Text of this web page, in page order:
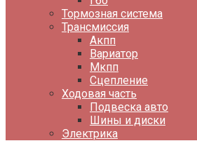
Тормозная система
Трансмиссия
Акпп
Вариатор
Мкпп
Сцепление
Ходовая часть
Подвеска авто
Шины и диски
Электрика